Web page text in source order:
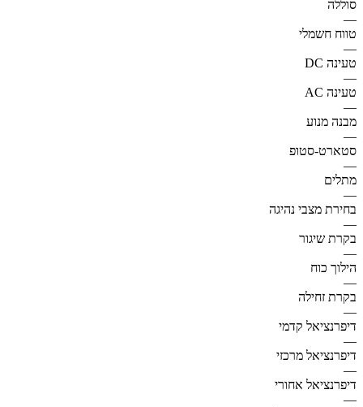
סוללה
—
טווח חשמלי
—
טעינה DC
—
טעינה AC
—
מבנה מנוע
—
סטארט-סטופ
—
מתלים
—
בחירת מצבי נהיגה
—
בקרת שיגור
—
הילוך כוח
—
בקרת זחילה
—
דיפרנציאל קדמי
—
דיפרנציאל מרכזי
—
דיפרנציאל אחורי
—